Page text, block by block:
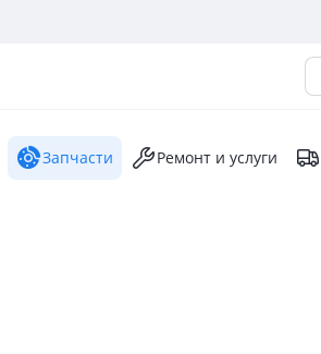
Запчасти Ремонт и услуги